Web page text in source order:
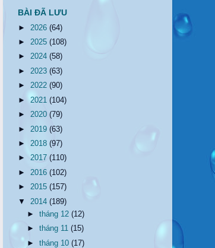
BÀI ĐÃ LƯU
► 2026 (64)
► 2025 (108)
► 2024 (58)
► 2023 (63)
► 2022 (90)
► 2021 (104)
► 2020 (79)
► 2019 (63)
► 2018 (97)
► 2017 (110)
► 2016 (102)
► 2015 (157)
▼ 2014 (189)
►tháng 12(12)
►tháng 11(15)
►tháng 10(17)